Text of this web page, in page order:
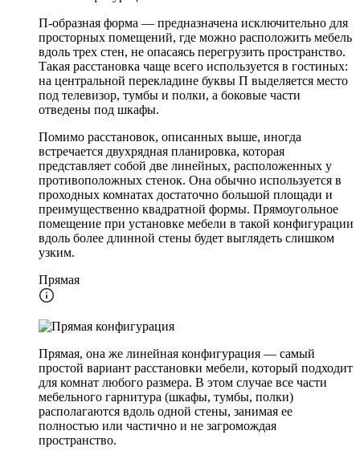
П-образная форма — предназначена исключительно для
просторных помещений, где можно расположить мебель
вдоль трех стен, не опасаясь перегрузить пространство.
Такая расстановка чаще всего используется в гостиных:
на центральной перекладине буквы П выделяется место
под телевизор, тумбы и полки, а боковые части
отведены под шкафы.
Помимо расстановок, описанных выше, иногда
встречается двухрядная планировка, которая
представляет собой две линейных, расположенных у
противоположных стенок. Она обычно используется в
проходных комнатах достаточно большой площади и
преимущественно квадратной формы. Прямоугольное
помещение при установке мебели в такой конфигурации
вдоль более длинной стены будет выглядеть слишком
узким.
Прямая
Прямая, она же линейная конфигурация — самый
простой вариант расстановки мебели, который подходит
для комнат любого размера. В этом случае все части
мебельного гарнитура (шкафы, тумбы, полки)
располагаются вдоль одной стены, занимая ее
полностью или частично и не загромождая
пространство.